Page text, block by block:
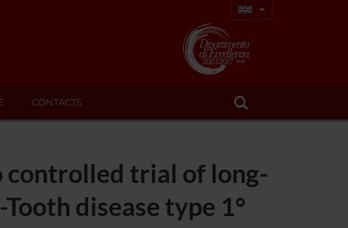
CONTACTS
controlled trial of long-
disease type 1°